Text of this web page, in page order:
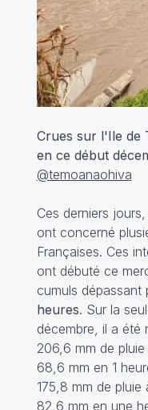
Crues sur l'Ile de
en ce début
@temoanaohiva
Ces derniers
ont concerné
Françaises. Ces
ont débuté ce
cumuls dépassant
heures. Sur la
décembre, il a été
206,6 mm de
68,6 mm en 1
175,8 mm de
82,6 mm en une